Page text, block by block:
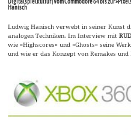
Hanisch
Ludwig Hanisch verwebt in seiner Kunst
analogen Techniken. Im Interview mit
wie »Highscores« und »Ghosts« seine
und wie er das Konzept von Remakes